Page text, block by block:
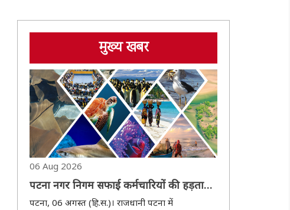
मुख्य खबर
06 Aug 2026
पटना नगर निगम सफाई कर्मचारियों की हड़ताल
समाप्त सभी तीनों मांग पर बनी सहमति
पटना, 06 अगस्त (हि.स.)। राजधानी पटना में